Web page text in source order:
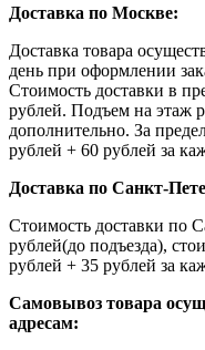
Доставка по Москве:
Доставка товара
день при оформлении
Стоимость доставки в
рублей. Подъем на этаж
дополнительно. За
рублей + 60 рублей за
Доставка по Санкт-
Стоимость доставки по
рублей(до подъезда),
рублей + 35 рублей за
Самовывоз товара
адресам: